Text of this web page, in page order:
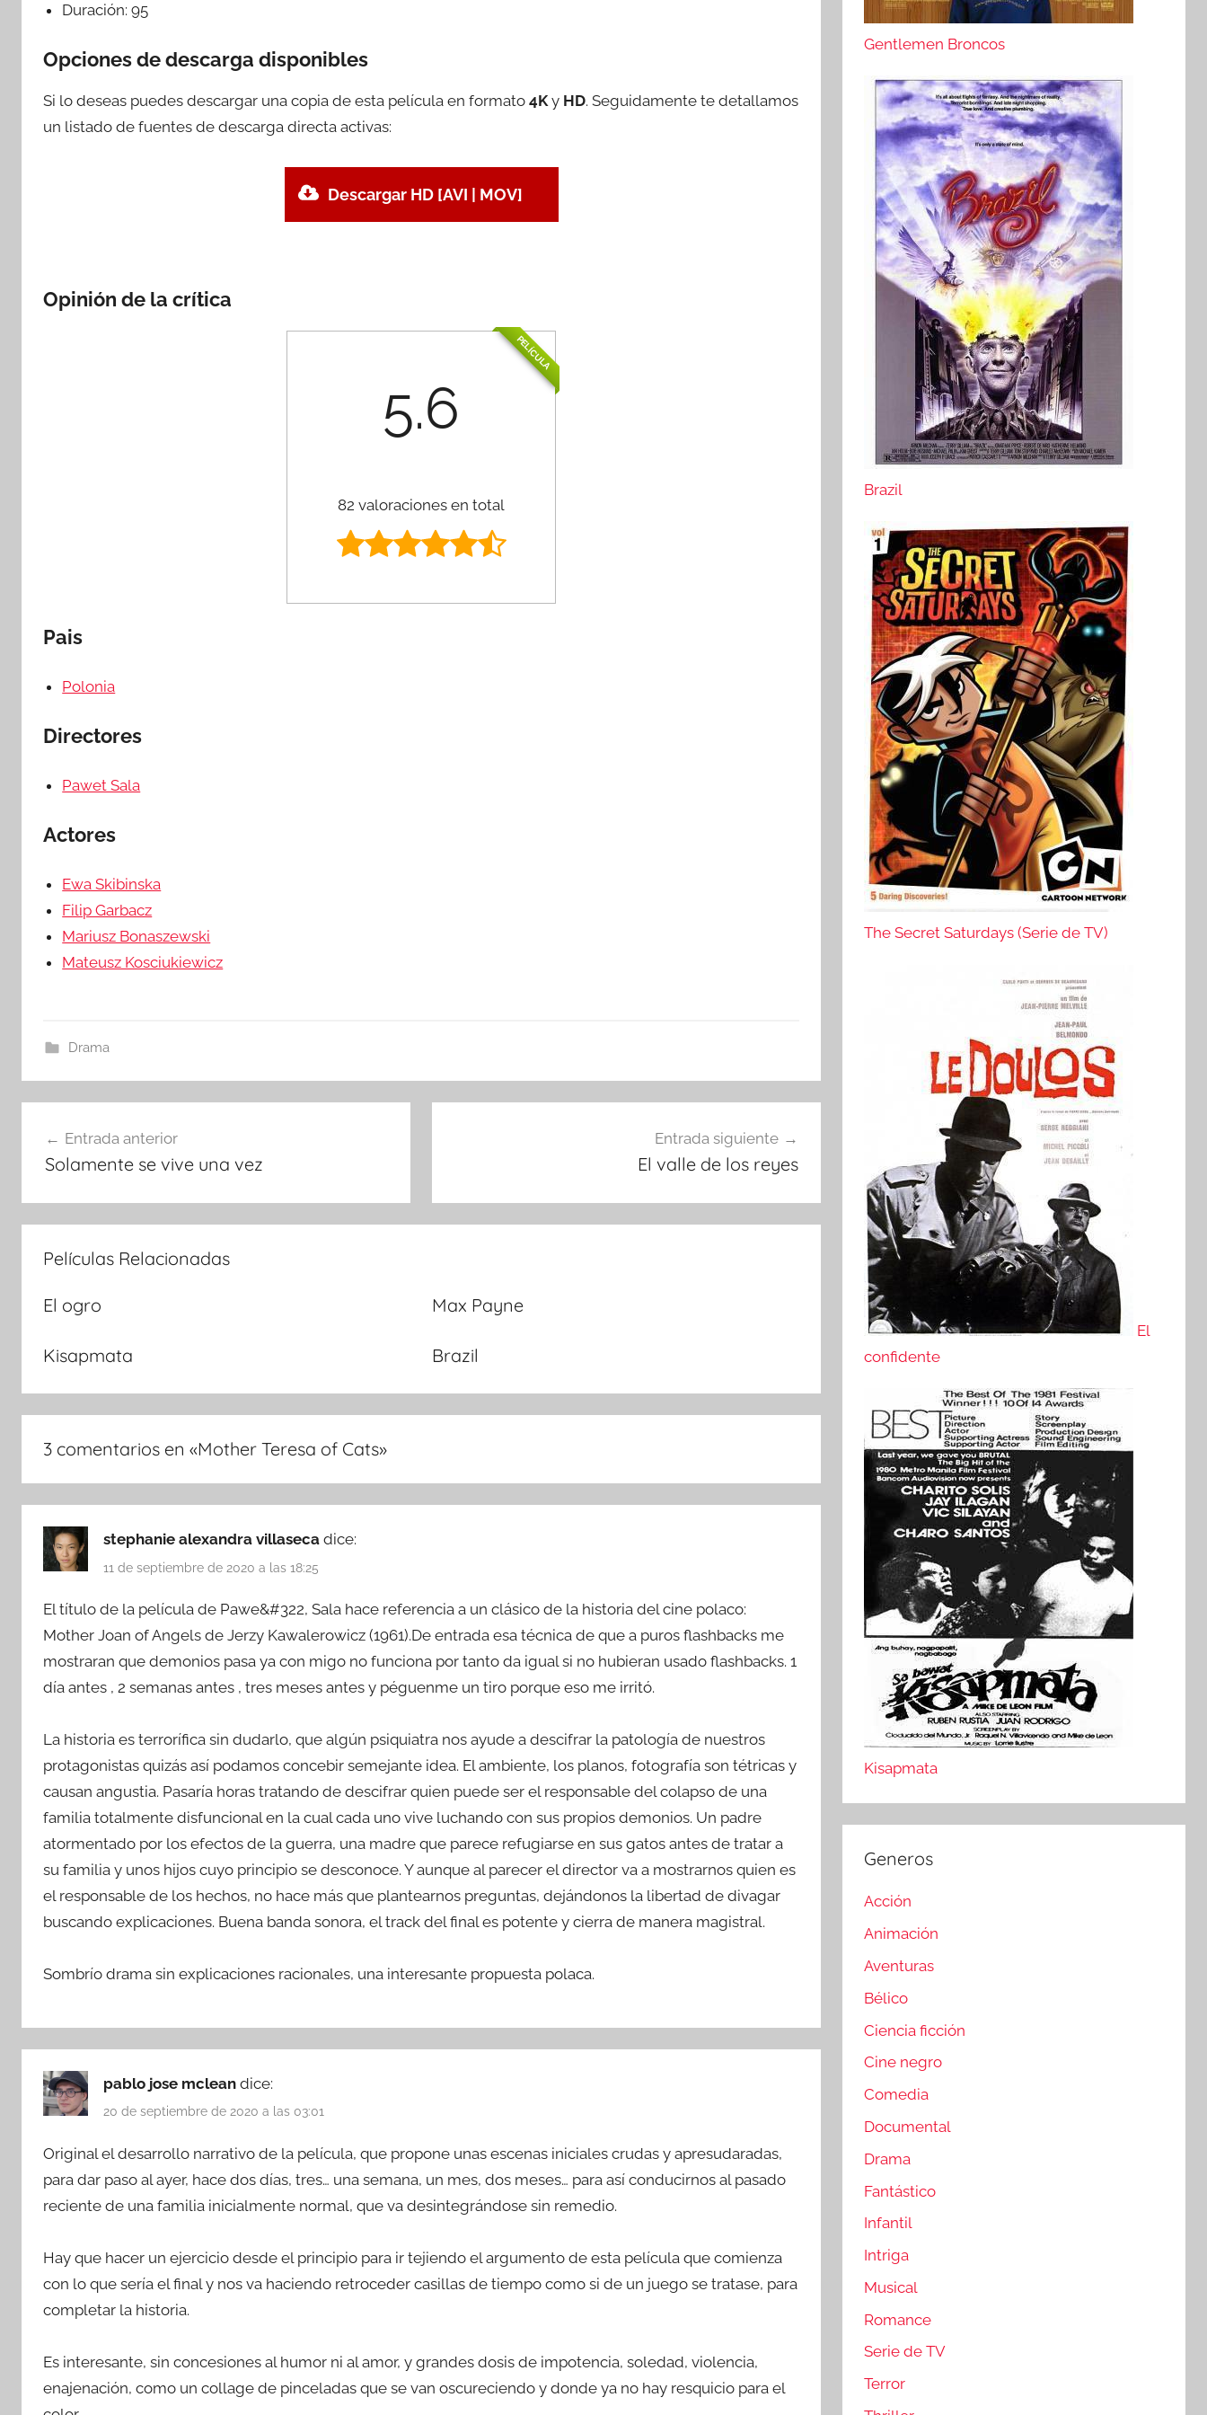
Duración:95
Opciones de descarga disponibles
Si lo deseas puedes descargar una copia de esta película en formato 4Ky HD. Seguidamente te detallamos
un listado de fuentes de descarga directa activas:
Descargar HD [AVI | MOV]
Opinión de la crítica
PELÍCULA
5.6
82 valoraciones en total
Pais
Polonia
Directores
Pawet Sala
Actores
Ewa Skibinska
Filip Garbacz
Mariusz Bonaszewski
Mateusz Kosciukiewicz
Drama
Navegación
de
entradas
Entrada anterior
Solamente se vive una vez
Entrada siguiente
El valle de los reyes
Películas Relacionadas
El ogro Max Payne
Kisapmata Brazil
3 comentarios en «Mother Teresa of Cats»
stephanie alexandra villaseca dice:
11 de septiembre de 2020 a las 18:25
El título de la película de Pawe&#322, Sala hace referencia a un clásico de la historia del cine polaco:
Mother Joan of Angels de Jerzy Kawalerowicz (1961).De entrada esa técnica de que a puros flashbacks me
mostraran que demonios pasa ya con migo no funciona por tanto da igual si no hubieran usado flashbacks. 1
día antes , 2 semanas antes , tres meses antes y péguenme un tiro porque eso me irritó.
La historia es terrorífica sin dudarlo, que algún psiquiatra nos ayude a descifrar la patología de nuestros
protagonistas quizás así podamos concebir semejante idea. El ambiente, los planos, fotografía son tétricas y
causan angustia. Pasaría horas tratando de descifrar quien puede ser el responsable del colapso de una
familia totalmente disfuncional en la cual cada uno vive luchando con sus propios demonios. Un padre
atormentado por los efectos de la guerra, una madre que parece refugiarse en sus gatos antes de tratar a
su familia y unos hijos cuyo principio se desconoce. Y aunque al parecer el director va a mostrarnos quien es
el responsable de los hechos, no hace más que plantearnos preguntas, dejándonos la libertad de divagar
buscando explicaciones. Buena banda sonora, el track del final es potente y cierra de manera magistral.
Sombrío drama sin explicaciones racionales, una interesante propuesta polaca.
pablo jose mclean dice:
20 de septiembre de 2020 a las 03:01
Original el desarrollo narrativo de la película, que propone unas escenas iniciales crudas y apresudaradas,
para dar paso al ayer, hace dos días, tres… una semana, un mes, dos meses… para así conducirnos al pasado
reciente de una familia inicialmente normal, que va desintegrándose sin remedio.
Hay que hacer un ejercicio desde el principio para ir tejiendo el argumento de esta película que comienza
con lo que sería el final y nos va haciendo retroceder casillas de tiempo como si de un juego se tratase, para
completar la historia.
Es interesante, sin concesiones al humor ni al amor, y grandes dosis de impotencia, soledad, violencia,
enajenación, como un collage de pinceladas que se van oscureciendo y donde ya no hay resquicio para el
Gentlemen Broncos
Brazil
The Secret Saturdays (Serie de TV)
El
confidente
Kisapmata
Generos
Acción
Animación
Aventuras
Bélico
Ciencia ficción
Cine negro
Comedia
Documental
Drama
Fantástico
Infantil
Intriga
Musical
Romance
Serie de TV
Terror